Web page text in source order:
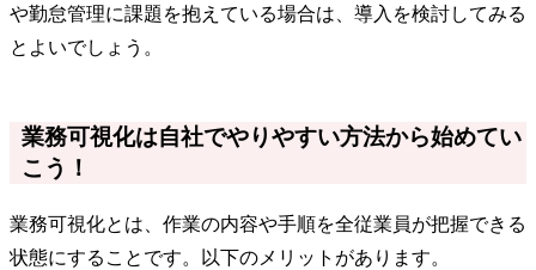
や勤怠管理に課題を抱えている場合は、導入を検討してみる
とよいでしょう。
業務可視化は自社でやりやすい方法から始めてい
こう！
業務可視化とは、作業の内容や手順を全従業員が把握できる
状態にすることです。以下のメリットがあります。